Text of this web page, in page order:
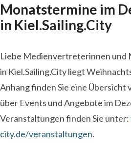
Monatstermine im
in Kiel.Sailing.City
Liebe Medienvertreterinnen und
in Kiel.Sailing.City liegt
Anhang finden Sie eine Übersicht
über Events und Angebote im
Veranstaltungen finden Sie unter:
city.de/veranstaltungen.